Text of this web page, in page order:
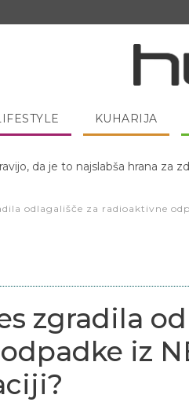
KUHARIJA
Zakaj je pred spanjem dobro
odlagališče za radioaktivne
zgradila
iz